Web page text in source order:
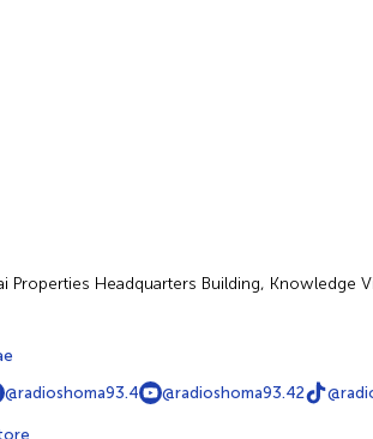
Properties Headquarters Building, Knowledge
@radioshoma93.4 @radioshoma93.42